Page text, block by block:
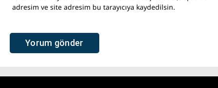
adresim ve site adresim bu tarayıcıya kaydedilsin.